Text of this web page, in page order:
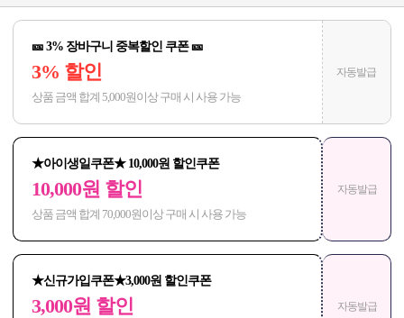
🎫 3% 장바구니 중복할인 쿠폰 🎫
3% 할인
상품 금액 합계 5,000원이상 구매 시 사용 가능
자동발급
★아이생일쿠폰★ 10,000원 할인쿠폰
10,000원 할인
상품 금액 합계 70,000원이상 구매 시 사용 가능
자동발급
★신규가입쿠폰★3,000원 할인쿠폰
3,000원 할인 자동발급